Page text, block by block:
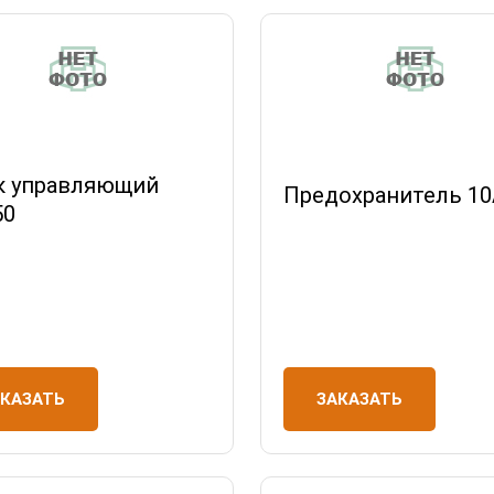
управляющий
Предохранитель
ЗАКАЗАТЬ